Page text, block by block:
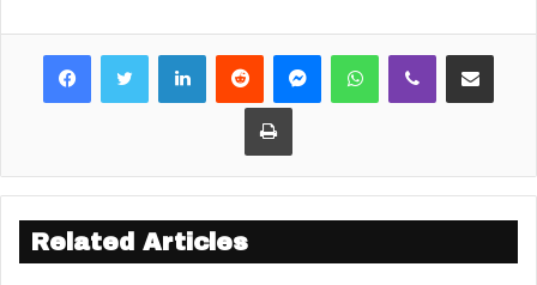
टेण्डर नगरी उल्लिखित दुवै फर्मलाई उक्त टेण्डर दिइएको
आरोप उजुरीमा लगाइएको छ ।
LinkedInReddit MessengerWhatsAppViber Share via Email
Print
Related Articles